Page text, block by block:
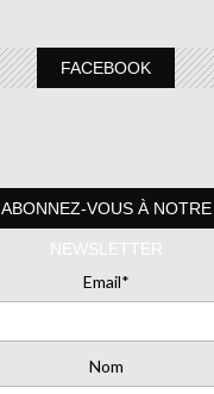
FACEBOOK
ABONNEZ-VOUS À NOTRE
NEWSLETTER
Email*
Nom